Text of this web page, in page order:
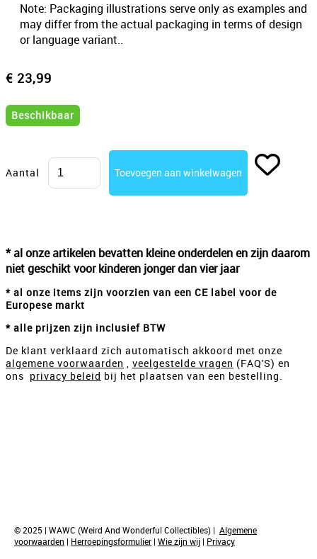
Note: Packaging illustrations serve only as examples and
may differ from the actual packaging in terms of design
or language variant..
€ 23,99
Beschikbaar
Aantal
* al onze artikelen bevatten kleine onderdelen en zijn daarom
niet geschikt voor kinderen jonger dan vier jaar
* al onze items zijn voorzien van een CE label voor de
Europese markt
* alle prijzen zijn inclusief BTW
De klant verklaard zich automatisch akkoord met onze
algemene voorwaarden , veelgestelde vragen (FAQ'S) en
ons privacy beleid bij het plaatsen van een bestelling.
© 2025 | WAWC (Weird And Wonderful Collectibles) | Algemene
voorwaarden | Herroepingsformulier | Wie zijn wij | Privacy